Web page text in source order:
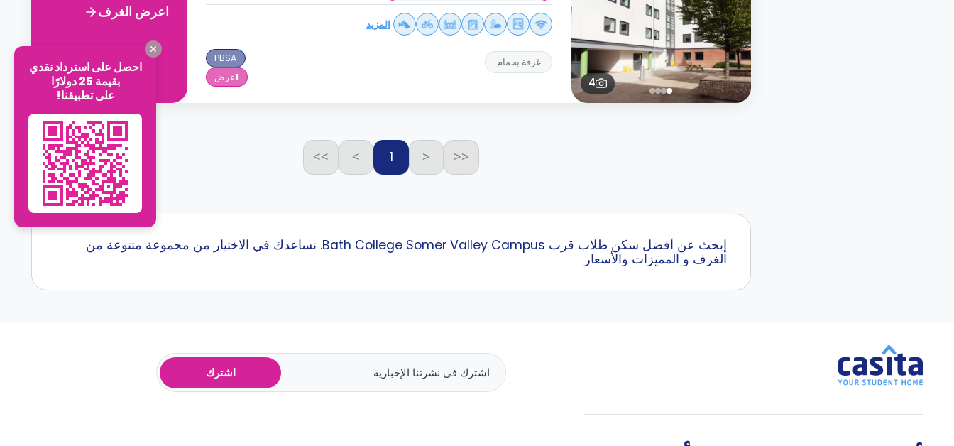
4
المزيد
غرفة بحمام
PBSA
1عرض
اعرض الغرف
<<
<
1
>
>>
إبحث عن أفضل سكن طلاب قرب Bath College Somer Valley Campus. نساعدك في الاختيار من مجموعة متنوعة من
الغرف و المميزات والأسعار
اشترك
احصل على استرداد نقدي
بقيمة 25 دولارًا
على تطبيقنا!